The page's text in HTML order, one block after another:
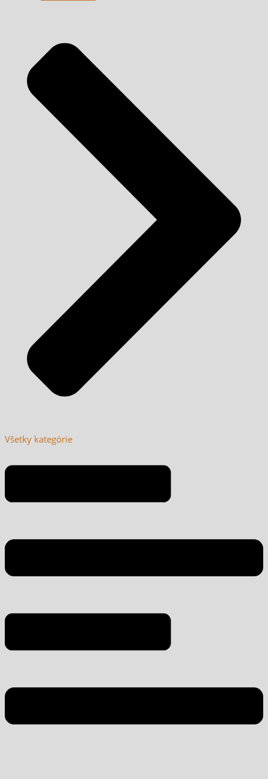
Všetky kategórie